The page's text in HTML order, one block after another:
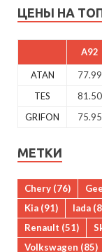
ЦЕНЫ НА
A92
ATAN 77.99
TES
81.50
GRIFON
75.95
МЕТКИ
Chery (76)
Kia (91) lada
Renault (51)
Volkswagen (85)